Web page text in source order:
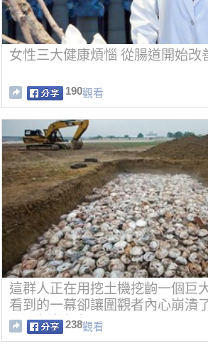
女性三大健康煩惱 從腸道開始改
190觀看
這群人正在用挖土機挖齣一個巨
看到的一幕卻讓圍觀者內心崩潰
是...太讓人痛心了！
238觀看